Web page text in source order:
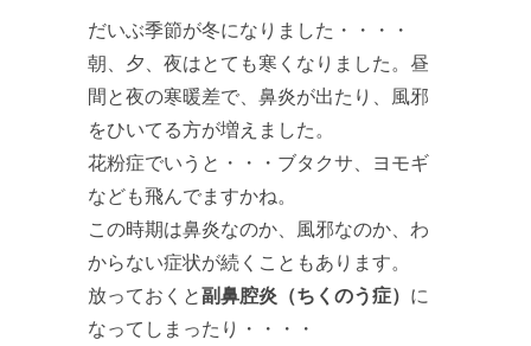
だいぶ季節が冬になりました・・・・
朝、夕、夜はとても寒くなりました。昼
間と夜の寒暖差で、鼻炎が出たり、風邪
をひいてる方が増えました。
花粉症でいうと・・・ブタクサ、ヨモギ
なども飛んでますかね。
この時期は鼻炎なのか、風邪なのか、わ
からない症状が続くこともあります。
放っておくと副鼻腔炎（ちくのう症） に
なってしまったり・・・・